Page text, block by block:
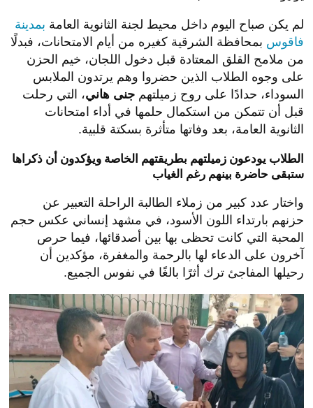
لم يكن صباح اليوم داخل محيط لجنة الثانوية العامة بمدينة
فاقوس بمحافظة الشرقية كغيره من أيام الامتحانات، فبدلًا
من ملامح القلق المعتادة قبل دخول اللجان، خيم الحزن
على وجوه الطلاب الذين حضروا وهم يرتدون الملابس
السوداء، حدادًا على روح زميلتهم جنى هاني، التي رحلت
قبل أن تتمكن من استكمال حلمها في أداء امتحانات
الثانوية العامة، بعد وفاتها متأثرة بسكتة قلبية.
الطلاب يودعون زميلتهم بطريقتهم الخاصة ويؤكدون أن ذكراها
ستبقى حاضرة بينهم رغم الغياب
واختار عدد كبير من زملاء الطالبة الراحلة التعبير عن
حزنهم بارتداء اللون الأسود، في مشهد إنساني عكس حجم
المحبة التي كانت تحظى بها بين أصدقائها، فيما حرص
آخرون على الدعاء لها بالرحمة والمغفرة، مؤكدين أن
رحيلها المفاجئ ترك أثرًا بالغًا في نفوس الجميع.